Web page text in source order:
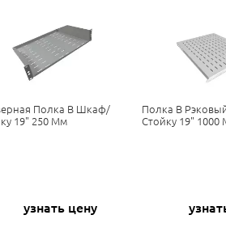
Полка В Шкаф/
19" 250 Мм
узнать цену
Полка В
Стойку 19" 1000